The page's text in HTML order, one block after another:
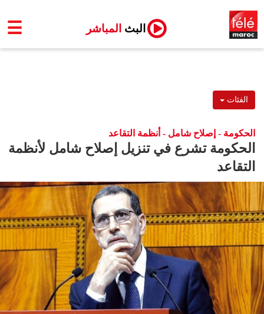
☰ البث المباشر
الفئات
الحكومة - إصلاح شامل - أنظمة التقاعد
الحكومة تشرع في تنزيل إصلاح شامل لأنظمة
التقاعد